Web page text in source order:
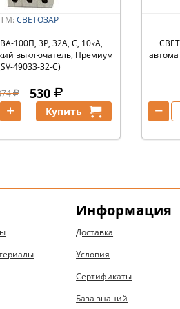
ТМ: СВЕТОЗАР
100П, 3P, 32А, C, 10кА,
выключатель, Премиум
49033-32-C)
530
+ Купить −
Информация
Доставка
Условия
Сертификаты
База знаний